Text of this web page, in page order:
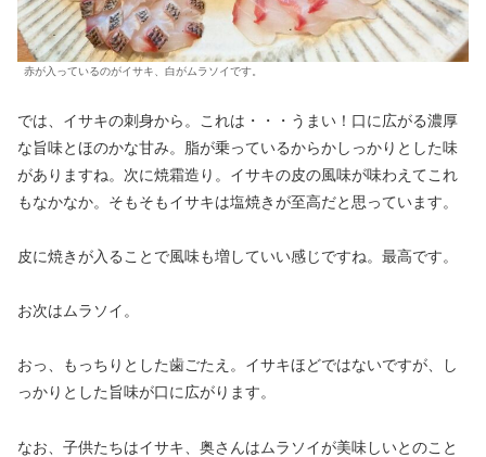
赤が入っているのがイサキ、白がムラソイです。
では、イサキの刺身から。これは・・・うまい！口に広がる濃厚
な旨味とほのかな甘み。脂が乗っているからかしっかりとした味
がありますね。次に焼霜造り。イサキの皮の風味が味わえてこれ
もなかなか。そもそもイサキは塩焼きが至高だと思っています。
皮に焼きが入ることで風味も増していい感じですね。最高です。
お次はムラソイ。
おっ、もっちりとした歯ごたえ。イサキほどではないですが、し
っかりとした旨味が口に広がります。
なお、子供たちはイサキ、奥さんはムラソイが美味しいとのこと